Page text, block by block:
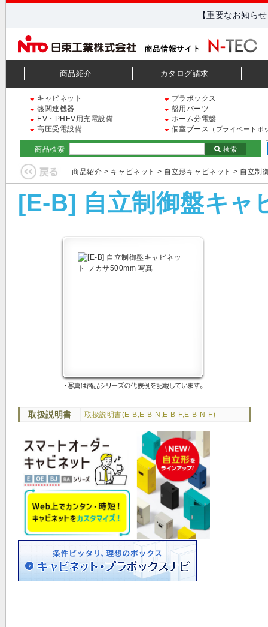
【重要なお知ら
商品紹介 カタログ請求
キャビネット
プラボックス
熱関連機器
盤用パーツ
EV・PHEV用充電設備
ホーム分電盤
高圧受電設備
個室ブース （プライベートボ
商品検索 検索
商品紹介 > キャビネット > 自立形キャビネット > 自立制
[E-B] 自立制御盤キャ
取扱説明書 取扱説明書(E-B,E-B-N,E-B-F,E-B-N-F)